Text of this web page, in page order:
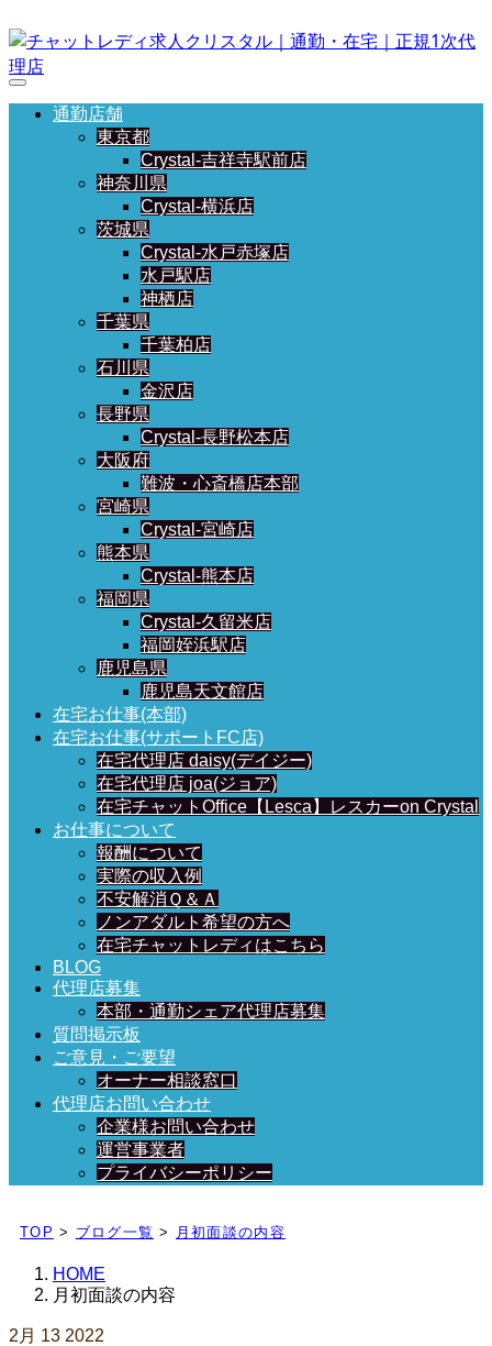
通勤店舗
東京都
Crystal-吉祥寺駅前店
神奈川県
Crystal-横浜店
茨城県
Crystal-水戸赤塚店
水戸駅店
神栖店
千葉県
千葉柏店
石川県
金沢店
長野県
Crystal-長野松本店
大阪府
難波・心斎橋店本部
宮崎県
Crystal-宮崎店
熊本県
Crystal-熊本店
福岡県
Crystal-久留米店
福岡姪浜駅店
鹿児島県
鹿児島天文館店
在宅お仕事(本部)
在宅お仕事(サポートFC店)
在宅代理店 daisy(デイジー)
在宅代理店 joa(ジョア)
在宅チャットOffice【Lesca】レスカーon Crystal
お仕事について
報酬について
実際の収入例
不安解消Ｑ＆Ａ
ノンアダルト希望の方へ
在宅チャットレディはこちら
BLOG
代理店募集
本部・通勤シェア代理店募集
質問掲示板
ご意見・ご要望
オーナー相談窓口
代理店お問い合わせ
企業様お問い合わせ
運営事業者
プライバシーポリシー
日々、ブログを更新中！
TOP > ブログ一覧 > 月初面談の内容
HOME
月初面談の内容
2月 13 2022